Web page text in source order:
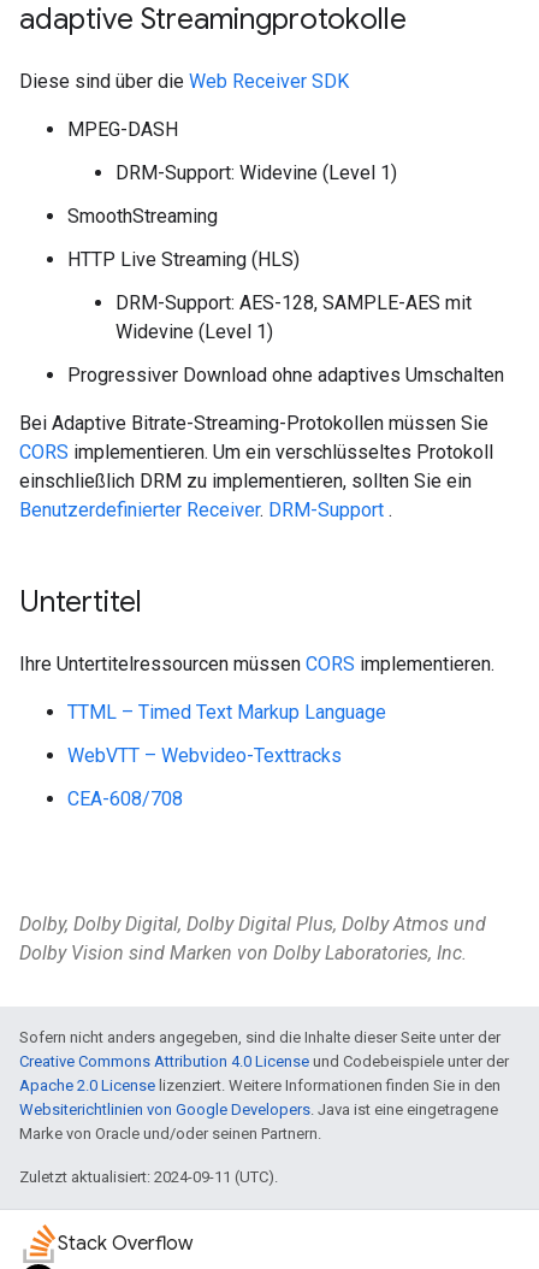
adaptive Streamingprotokolle
Diese sind über die Web Receiver SDK
MPEG-DASH
DRM-Support: Widevine (Level 1)
SmoothStreaming
HTTP Live Streaming (HLS)
DRM-Support: AES-128, SAMPLE-AES mit
Widevine (Level 1)
Progressiver Download ohne adaptives Umschalten
Bei Adaptive Bitrate-Streaming-Protokollen müssen Sie
CORS implementieren. Um ein verschlüsseltes Protokoll
einschließlich DRM zu implementieren, sollten Sie ein
Benutzerdefinierter Receiver. DRM-Support .
Untertitel
Ihre Untertitelressourcen müssen CORS implementieren.
TTML – Timed Text Markup Language
WebVTT – Webvideo-Texttracks
CEA-608/708
Dolby, Dolby Digital, Dolby Digital Plus, Dolby Atmos und
Dolby Vision sind Marken von Dolby Laboratories, Inc.
Sofern nicht anders angegeben, sind die Inhalte dieser Seite unter der
Creative Commons Attribution 4.0 License und Codebeispiele unter der
Apache 2.0 License lizenziert. Weitere Informationen finden Sie in den
Websiterichtlinien von Google Developers. Java ist eine eingetragene
Marke von Oracle und/oder seinen Partnern.
Zuletzt aktualisiert: 2024-09-11 (UTC).
Stack Overflow